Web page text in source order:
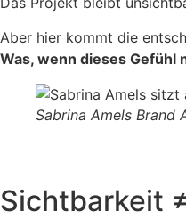
Aber hier kommt die
Was, wenn dieses Gefühl
Sabrina Amels Brand
Sichtbarkeit